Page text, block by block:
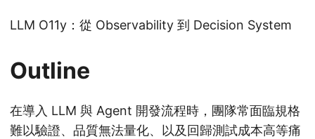
LLM O11y：從 Observability 到 Decision System
Outline
在導入 LLM 與 Agent 開發流程時，團隊常面臨規格
難以驗證、品質無法量化、以及回歸測試成本高等痛